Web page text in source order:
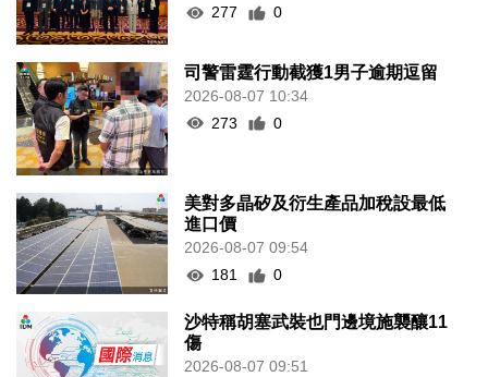
277
0
司警雷霆行動截獲1男子逾期逗留
2026-08-07 10:34
273
0
美對多晶矽及衍生產品加稅設最低
進口價
2026-08-07 09:54
181
0
沙特稱胡塞武裝也門邊境施襲釀11
傷
2026-08-07 09:51